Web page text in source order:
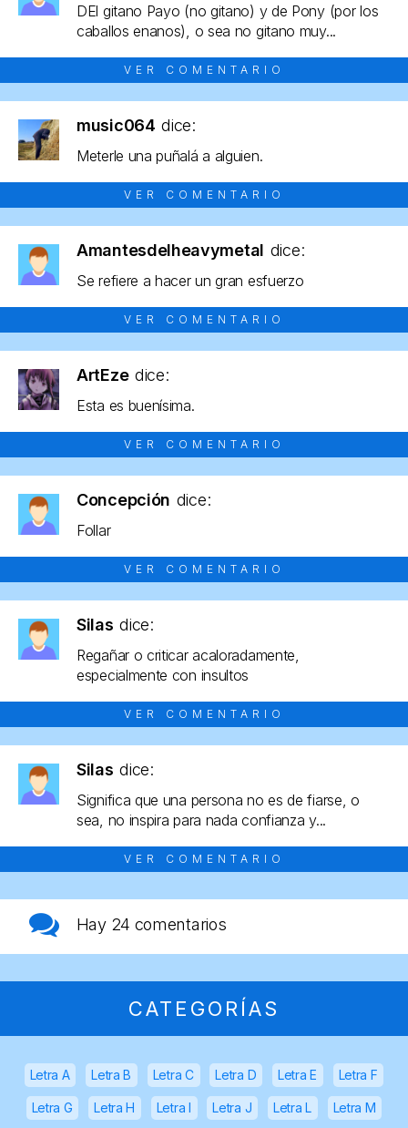
DEl gitano Payo (no gitano) y de Pony (por los
caballos enanos), o sea no gitano muy...
VER COMENTARIO
music064 dice:
Meterle una puñalá a alguien.
VER COMENTARIO
Amantesdelheavymetal dice:
Se refiere a hacer un gran esfuerzo
VER COMENTARIO
ArtEze dice:
Esta es buenísima.
VER COMENTARIO
Concepción dice:
Follar
VER COMENTARIO
Silas dice:
Regañar o criticar acaloradamente,
especialmente con insultos
VER COMENTARIO
Silas dice:
Significa que una persona no es de fiarse, o
sea, no inspira para nada confianza y...
VER COMENTARIO
Hay 24 comentarios
CATEGORÍAS
Letra A Letra B Letra C Letra D Letra E Letra F
Letra G Letra H Letra I Letra J Letra L Letra M